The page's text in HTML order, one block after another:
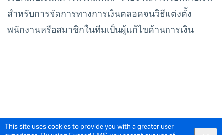
This site uses cookies to provide you with a greater user
สำหรับการจัดการทางการเงินตลอดจนวิธีแต่งตั้ง
พนักงานหรือสมาชิกในทีมเป็นผู้แก้ไขด้านการเงิน